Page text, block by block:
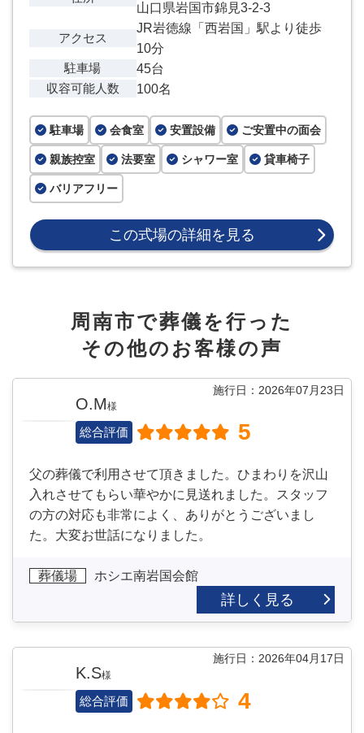
山口県岩国市錦見3-2-3
アクセス
JR岩徳線「西岩国」駅より徒歩
10分
駐車場
45台
収容可能人数
100名
駐車場 会食室 安置設備 ご安置中の面会
親族控室 法要室 シャワー室 貸車椅子
バリアフリー
この式場の詳細を見る
周南市で葬儀を行った
その他のお客様の声
施行日：2026年07月23日
O.M様
総合評価 5
父の葬儀で利用させて頂きました。ひまわりを沢山
入れさせてもらい華やかに見送れました。スタッフ
の方の対応も非常によく、ありがとうございまし
た。大変お世話になりました。
葬儀場 ホシエ南岩国会館
詳しく見る
施行日：2026年04月17日
K.S様
総合評価 4